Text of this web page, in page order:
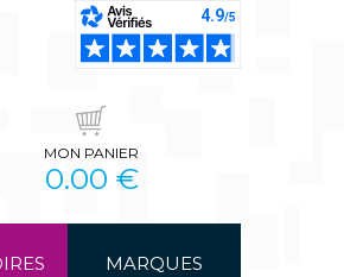
MON PANIER
0.00 €
MARQUES